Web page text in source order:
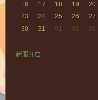
16
17 18 19 20
23
24 25 26 27
30
31 01 02 03
新服开启